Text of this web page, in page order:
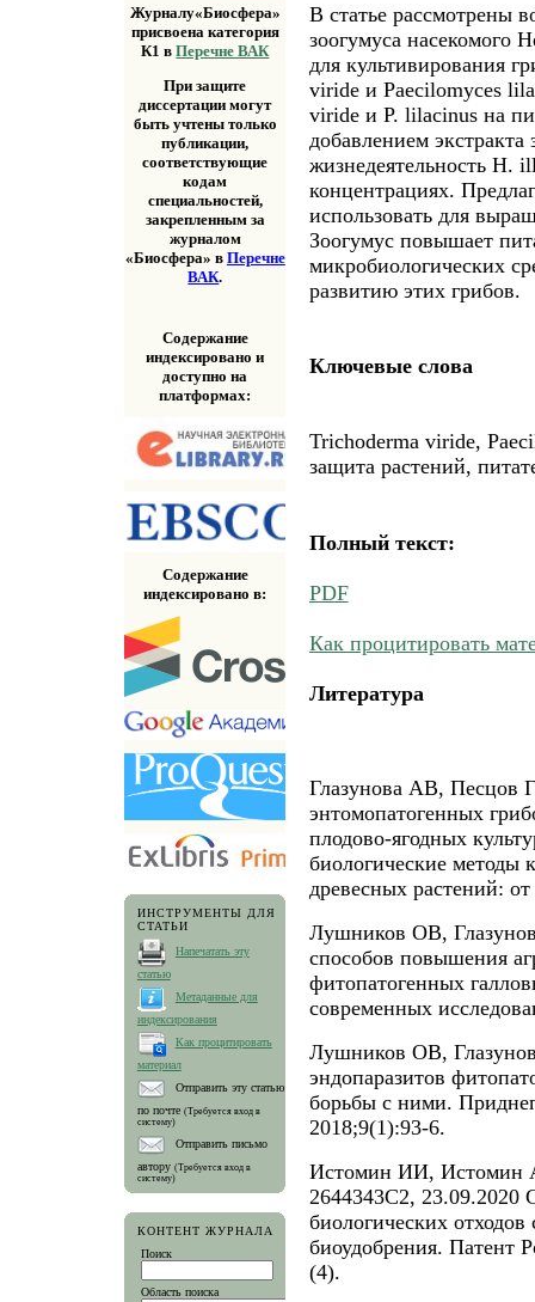
Журналу«Биосфера»
присвоена категория
К1 вПеречне ВАК
При защите
диссертации могут
быть учтены только
публикации,
соответствующие
кодам
специальностей,
закрепленным за
журналом
«Биосфера» в Перечне
ВАК.
Содержание
индексировано и
доступно на
платформах:
Содержание
индексировано в:
ИНСТРУМЕНТЫ ДЛЯ
СТАТЬИ
Напечатать эту
статью
Метаданные для
индексирования
Как процитировать
материал
Отправить эту статью
по почте (Требуется вход в
систему)
Отправить письмо
автору (Требуется вход в
систему)
КОНТЕНТ ЖУРНАЛА
Поиск
Область поиска
В статье рассмотрены
зоогумуса насекомого
для культивирования
viride и Paecilomyces
viride и P. lilacinus на
добавлением экстракта
жизнедеятельность H.
концентрациях.
использовать для
Зоогумус повышает
микробиологических
развитию этих грибов.
Ключевые слова
Trichoderma viride,
защита растений,
Полный текст:
PDF
Как процитировать
Литература
Глазунова АВ, Песцов
энтомопатогенных
плодово-ягодных
биологические методы
древесных растений:
Лушников ОВ,
способов повышения
фитопатогенных
современных
Лушников ОВ,
эндопаразитов
борьбы с ними.
2018;9(1):93-6.
Истомин ИИ, Истомин
2644343C2, 23.09.2020
биологических
биоудобрения. Патент
(4).